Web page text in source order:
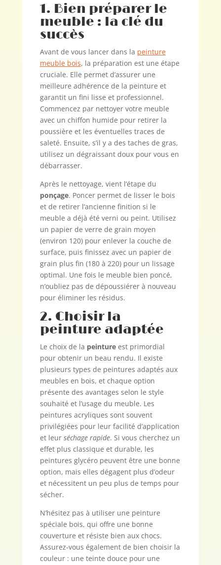
1. Bien préparer le
meuble : la clé du
succès
Avant de vous lancer dans la peinture
meuble bois, la préparation est une étape
cruciale. Elle permet d’assurer une
meilleure adhérence de la peinture et
garantit un fini lisse et professionnel.
Commencez par nettoyer votre meuble
avec un chiffon humide pour retirer la
poussière et les éventuelles traces de
saleté. Ensuite, s’il y a des taches de gras,
utilisez un dégraissant doux pour vous en
débarrasser.
Après le nettoyage, vient l’étape du
ponçage. Poncer permet de lisser le bois
et de retirer l’ancienne finition si le
meuble a déjà été verni ou peint. Utilisez
un papier de verre de grain moyen
(environ 120) pour enlever la couche de
surface, puis finissez avec un papier de
grain plus fin (180 à 220) pour un lissage
optimal. Une fois le meuble bien poncé,
n’oubliez pas de dépoussiérer à nouveau
pour éliminer les résidus.
2. Choisir la
peinture adaptée
Le choix de la peinture est primordial
pour obtenir un beau rendu. Il existe
plusieurs types de peintures adaptés aux
meubles en bois, et chaque option
présente des avantages selon le style
souhaité et l’usage du meuble. Les
peintures acryliques sont souvent
privilégiées pour leur facilité d’application
et leur séchage rapide. Si vous cherchez un
effet plus classique et durable, les
peintures glycéro peuvent être une bonne
option, mais elles dégagent plus d’odeur
et nécessitent un peu plus de temps pour
sécher.
N’hésitez pas à utiliser une peinture
spéciale bois, qui offre une bonne
couverture et résiste bien aux chocs.
Assurez-vous également de bien choisir la
couleur : une teinte douce pour une